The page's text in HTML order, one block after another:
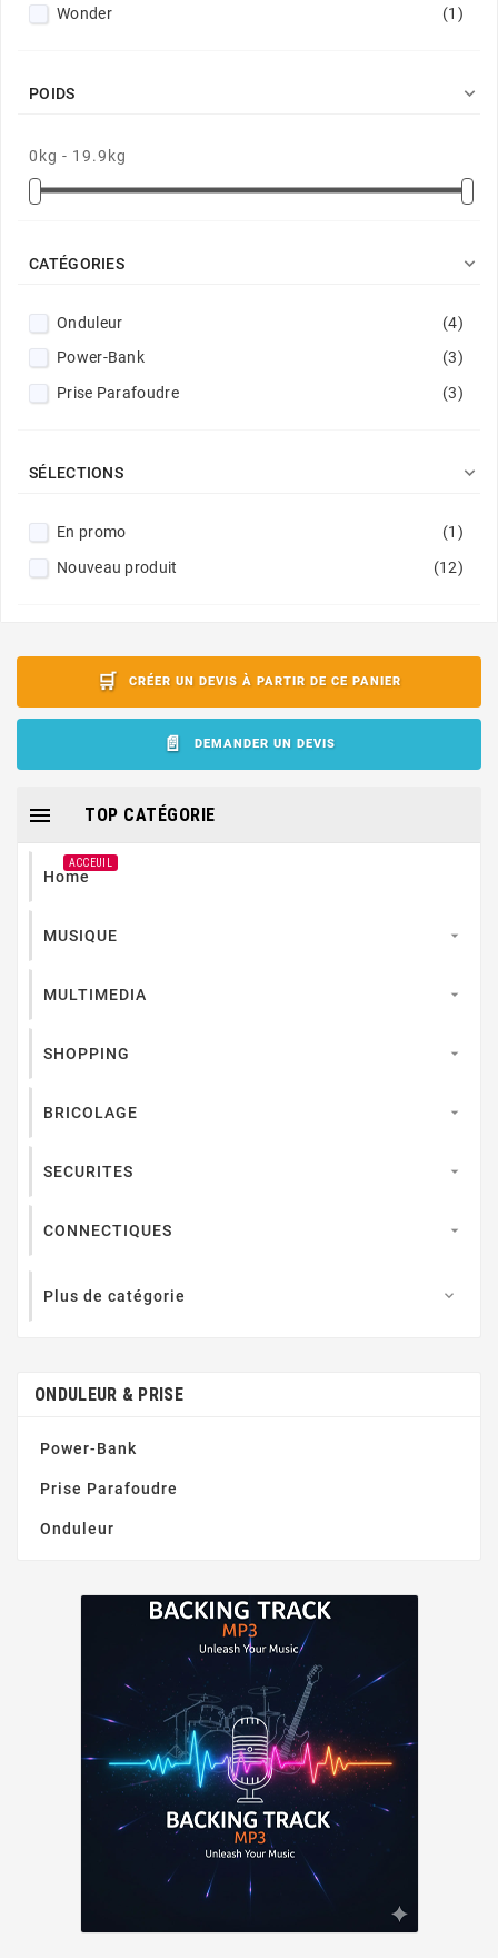
Wonder
(1)
POIDS 
0kg - 19.9kg
CATÉGORIES 
Onduleur
(4)
Power-Bank
(3)
Prise Parafoudre
(3)
SÉLECTIONS 
En promo
(1)
Nouveau produit
(12)
CRÉER UN DEVIS À PARTIR DE CE PANIER
DEMANDER UN DEVIS
TOP CATÉGORIE

Home
ACCEUIL
MUSIQUE 
MULTIMEDIA 
SHOPPING 
BRICOLAGE 
SECURITES 
CONNECTIQUES 
Plus de catégorie 
ONDULEUR & PRISE
Power-Bank
Prise Parafoudre
Onduleur